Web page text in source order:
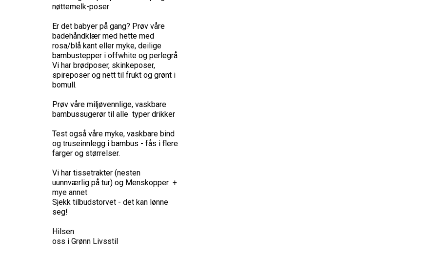
nøttemelk-poser
Er det babyer på gang? Prøv våre
badehåndklær med hette med
rosa/blå kant eller myke, deilige
bambustepper i offwhite og perlegrå
Vi har brødposer, skinkeposer,
spireposer og nett til frukt og grønt i
bomull.
Prøv våre miljøvennlige, vaskbare
bambussugerør til alle typer drikker
Test også våre myke, vaskbare bind
og truseinnlegg i bambus - fås i flere
farger og størrelser.
Vi har tissetrakter (nesten
uunnværlig på tur) og Menskopper +
mye annet
Sjekk tilbudstorvet - det kan lønne
seg!
Hilsen
oss i Grønn Livsstil